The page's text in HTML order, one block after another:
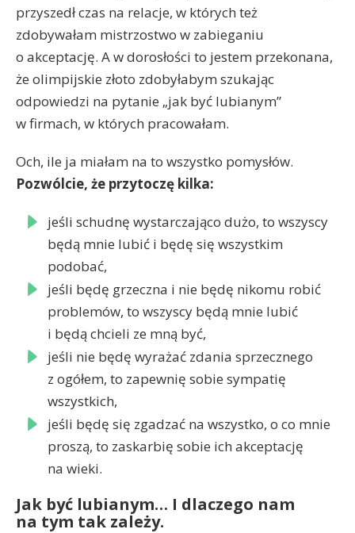
przyszedł czas na relacje, w których też
zdobywałam mistrzostwo w zabieganiu
o akceptację. A w dorosłości to jestem przekonana,
że olimpijskie złoto zdobyłabym szukając
odpowiedzi na pytanie „jak być lubianym”
w firmach, w których pracowałam.
Och, ile ja miałam na to wszystko pomysłów.
Pozwólcie, że przytoczę kilka:
jeśli schudnę wystarczająco dużo, to wszyscy
będą mnie lubić i będę się wszystkim
podobać,
jeśli będę grzeczna i nie będę nikomu robić
problemów, to wszyscy będą mnie lubić
i będą chcieli ze mną być,
jeśli nie będę wyrażać zdania sprzecznego
z ogółem, to zapewnię sobie sympatię
wszystkich,
jeśli będę się zgadzać na wszystko, o co mnie
proszą, to zaskarbię sobie ich akceptację
na wieki.
Jak być lubianym… I dlaczego nam
na tym tak zależy.